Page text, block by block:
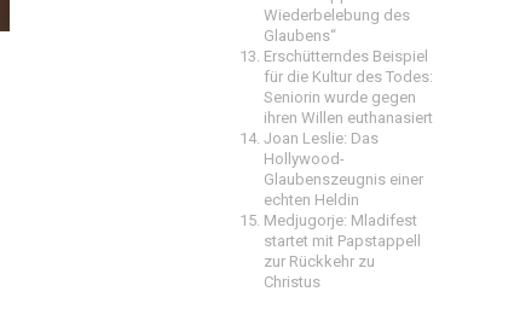
Wiederbelebung des
Glaubens“
Erschütterndes Beispiel
für die Kultur des Todes:
Seniorin wurde gegen
ihren Willen euthanasiert
Joan Leslie: Das
Hollywood-
Glaubenszeugnis einer
echten Heldin
Medjugorje: Mladifest
startet mit Papstappell
zur Rückkehr zu
Christus